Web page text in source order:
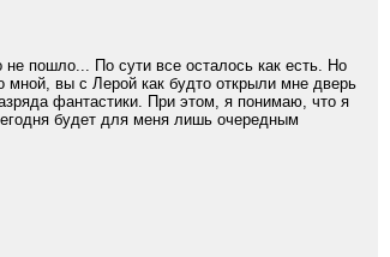
пошло... По сути все осталось как есть. Но
вы с Лерой как будто открыли мне дверь
фантастики. При этом, я понимаю, что я
будет для меня лишь очередным